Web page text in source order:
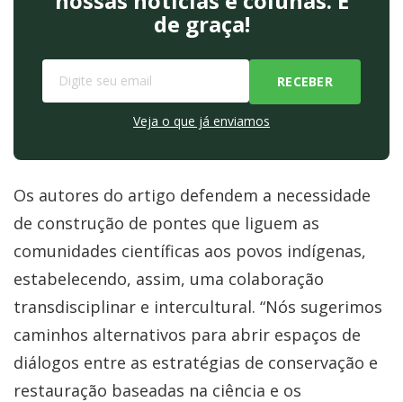
de graça!
Veja o que já enviamos
Os autores do artigo defendem a necessidade
de construção de pontes que liguem as
comunidades científicas aos povos indígenas,
estabelecendo, assim, uma colaboração
transdisciplinar e intercultural. “Nós sugerimos
caminhos alternativos para abrir espaços de
diálogos entre as estratégias de conservação e
restauração baseadas na ciência e os